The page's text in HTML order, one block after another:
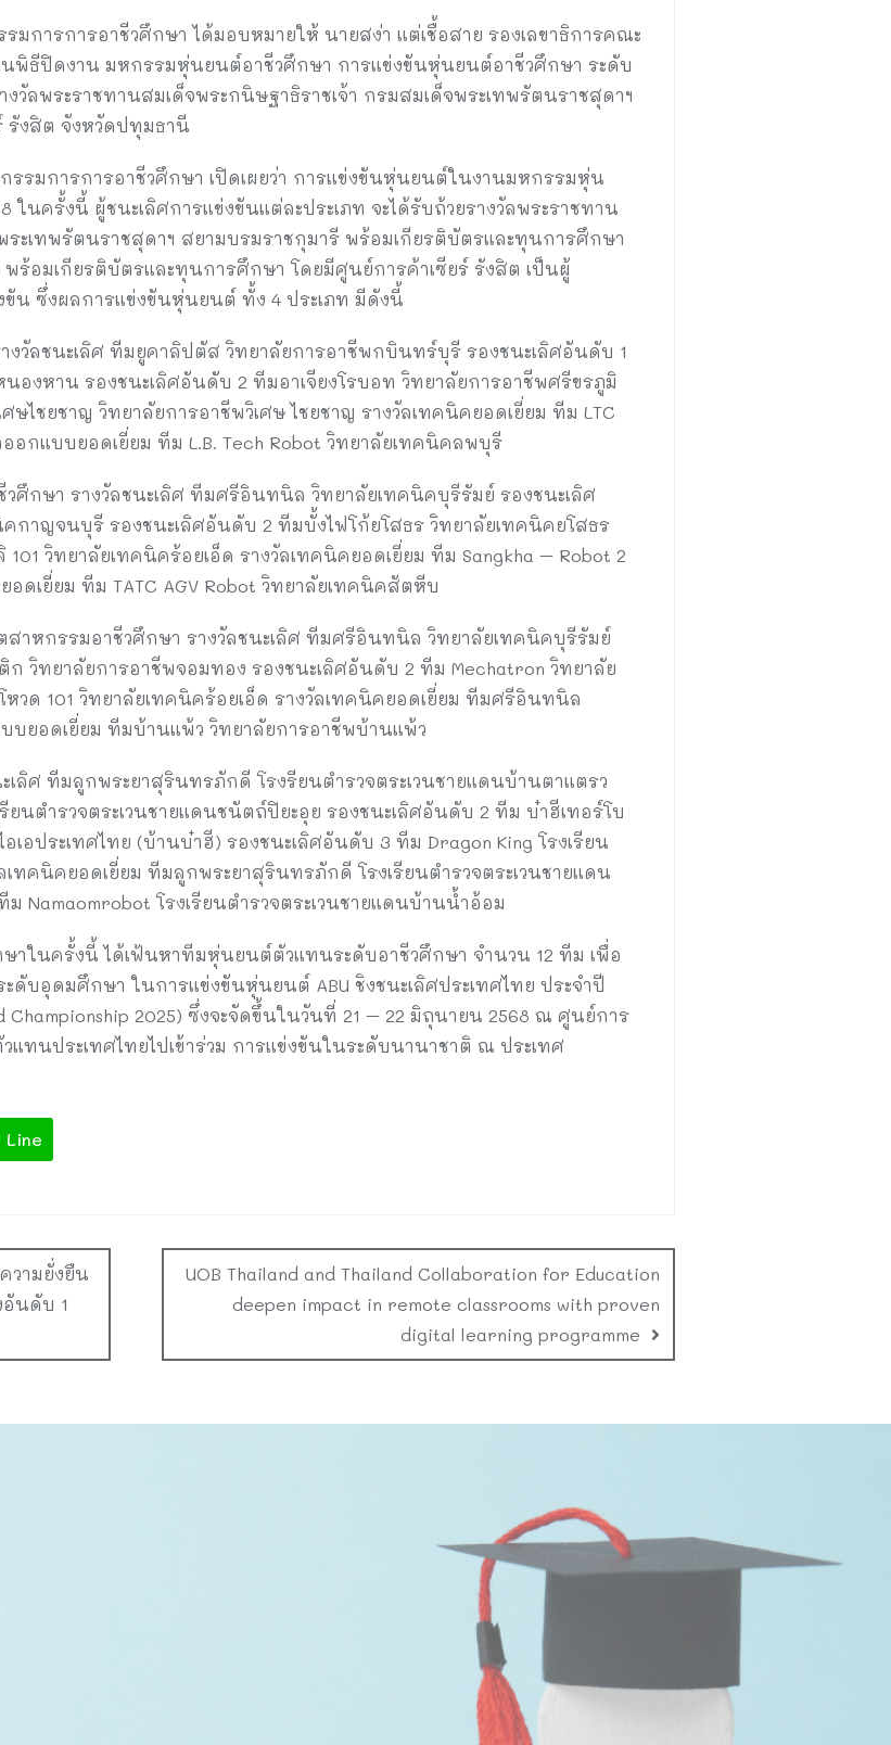
มการการอาชีวศึกษา ได้มอบหมายให้ นายสง่า แต่เชื้อสาย รองเลขาธิการคณะ
นพิธีปิดงาน มหกรรมหุ่นยนต์อาชีวศึกษา การแข่งขันหุ่นยนต์อาชีวศึกษา ระดับ
วัลพระราชทานสมเด็จพระกนิษฐาธิราชเจ้า กรมสมเด็จพระเทพรัตนราชสุดาฯ
รังสิต จังหวัดปทุมธานี
รรมการการอาชีวศึกษา เปิดเผยว่า การแข่งขันหุ่นยนต์ในงานมหกรรมหุ่น
ในครั้งนี้ ผู้ชนะเลิศการแข่งขันแต่ละประเภท จะได้รับถ้วยรางวัลพระราชทาน
ระเทพรัตนราชสุดาฯ สยามบรมราชกุมารี พร้อมเกียรติบัตรและทุนการศึกษา
พร้อมเกียรติบัตรและทุนการศึกษา โดยมีศูนย์การค้าเซียร์ รังสิต เป็นผู้
ซึ่งผลการแข่งขันหุ่นยนต์ ทั้ง 4 ประเภท มีดังนี้
งวัลชนะเลิศ ทีมยูคาลิปตัส วิทยาลัยการอาชีพกบินทร์บุรี รองชนะเลิศอันดับ 1
องหาน รองชนะเลิศอันดับ 2 ทีมอาเจียงโรบอท วิทยาลัยการอาชีพศรีขรภูมิ
ษไชยชาญ วิทยาลัยการอาชีพวิเศษ ไชยชาญ รางวัลเทคนิคยอดเยี่ยม ทีม LTC
อกแบบยอดเยี่ยม ทีม L.B. Tech Robot วิทยาลัยเทคนิคลพบุรี
ศึกษา รางวัลชนะเลิศ ทีมศรีอินทนิล วิทยาลัยเทคนิคบุรีรัมย์ รองชนะเลิศ
กาญจนบุรี รองชนะเลิศอันดับ 2 ทีมบั้งไฟโก้ยโสธร วิทยาลัยเทคนิคยโสธร
วิทยาลัยเทคนิคร้อยเอ็ด รางวัลเทคนิคยอดเยี่ยม ทีม Sangkha – Robot 2
ดเยี่ยม ทีม TATC AGV Robot วิทยาลัยเทคนิคสัตหีบ
าหกรรมอาชีวศึกษา รางวัลชนะเลิศ ทีมศรีอินทนิล วิทยาลัยเทคนิคบุรีรัมย์
วิทยาลัยการอาชีพจอมทอง รองชนะเลิศอันดับ 2 ทีม Mechatron วิทยาลัย
วด 101 วิทยาลัยเทคนิคร้อยเอ็ด รางวัลเทคนิคยอดเยี่ยม ทีมศรีอินทนิล
บยอดเยี่ยม ทีมบ้านแพ้ว วิทยาลัยการอาชีพบ้านแพ้ว
เลิศ ทีมลูกพระยาสุรินทรภักดี โรงรียนตำรวจตระเวนชายแดนบ้านตาแตรว
นตำรวจตระเวนชายแดนชนัตถ์ปิยะอุย รองชนะเลิศอันดับ 2 ทีม บ๋าฮีเทอร์โบ
อเอประเทศไทย (บ้านบ๋าฮี) รองชนะเลิศอันดับ 3 ทีม Dragon King โรงเรียน
ทคนิคยอดเยี่ยม ทีมลูกพระยาสุรินทรภักดี โรงเรียนตำรวจตระเวนชายแดน
Namaomrobot โรงเรียนตำรวจตระเวนชายแดนบ้านน้ำอ้อม
าในครั้งนี้ ได้เฟ้นหาทีมหุ่นยนต์ตัวแทนระดับอาชีวศึกษา จำนวน 12 ทีม เพื่อ
บอุดมศึกษา ในการแข่งขันหุ่นยนต์ ABU ชิงชนะเลิศประเทศไทย ประจำปี
Championship 2025) ซึ่งจะจัดขึ้นในวันที่ 21 – 22 มิถุนายน 2568 ณ ศูนย์การ
แทนประเทศไทยไปเข้าร่วม การแข่งขันในระดับนานาชาติ ณ ประเทศ
Line
วามยั่งยืน
อันดับ 1
UOB Thailand and Thailand Collaboration for Education
deepen impact in remote classrooms with proven
digital learning programme